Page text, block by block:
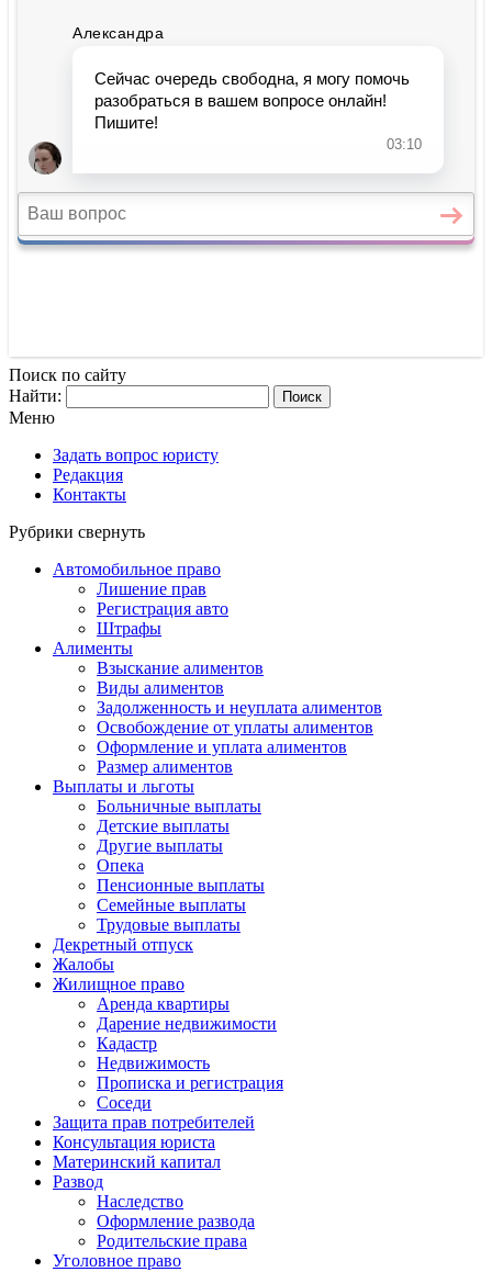
Поиск по сайту
Найти:
Меню
Задать вопрос юристу
Редакция
Контакты
Рубрики свернуть
Автомобильное право
Лишение прав
Регистрация авто
Штрафы
Алименты
Взыскание алиментов
Виды алиментов
Задолженность и неуплата алиментов
Освобождение от уплаты алиментов
Оформление и уплата алиментов
Размер алиментов
Выплаты и льготы
Больничные выплаты
Детские выплаты
Другие выплаты
Опека
Пенсионные выплаты
Семейные выплаты
Трудовые выплаты
Декретный отпуск
Жалобы
Жилищное право
Аренда квартиры
Дарение недвижимости
Кадастр
Недвижимость
Прописка и регистрация
Соседи
Защита прав потребителей
Консультация юриста
Материнский капитал
Развод
Наследство
Оформление развода
Родительские права
Уголовное право